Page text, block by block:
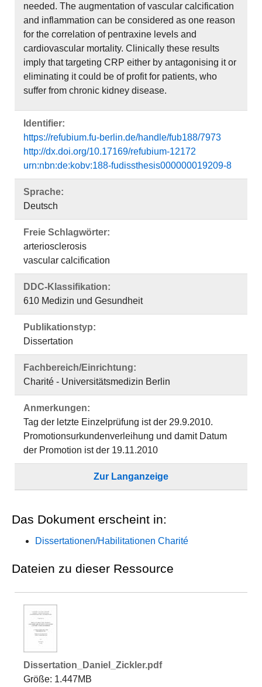
needed. The augmentation of vascular calcification
and inflammation can be considered as one reason
for the correlation of pentraxine levels and
cardiovascular mortality. Clinically these results
imply that targeting CRP either by antagonising it or
eliminating it could be of profit for patients, who
suffer from chronic kidney disease.
Identifier:
https://refubium.fu-berlin.de/handle/fub188/7973
http://dx.doi.org/10.17169/refubium-12172
urn:nbn:de:kobv:188-fudissthesis000000019209-8
Sprache:
Deutsch
Freie Schlagwörter:
arteriosclerosis
vascular calcification
DDC-Klassifikation:
610 Medizin und Gesundheit
Publikationstyp:
Dissertation
Fachbereich/Einrichtung:
Charité - Universitätsmedizin Berlin
Anmerkungen:
Tag der letzte Einzelprüfung ist der 29.9.2010.
Promotionsurkundenverleihung und damit Datum
der Promotion ist der 19.11.2010
Zur Langanzeige
Das Dokument erscheint in:
Dissertationen/Habilitationen Charité
Dateien zu dieser Ressource
Dissertation_Daniel_Zickler.pdf
Größe: 1.447MB